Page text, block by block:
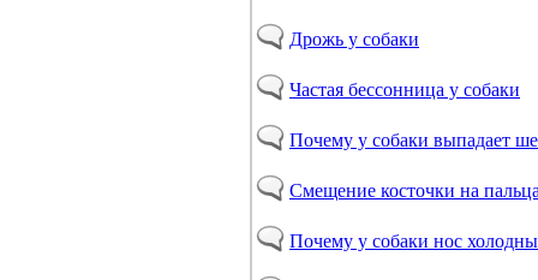
Дрожь у собаки
Частая бессонница у собаки
Почему у собаки выпадает
Смещение косточки на
Почему у собаки нос